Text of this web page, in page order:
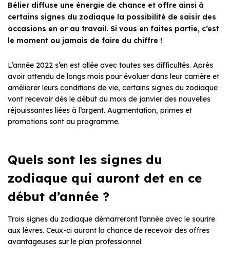
Bélier diffuse une énergie de chance et offre ainsi à
certains signes du zodiaque la possibilité de saisir des
occasions en or au travail. Si vous en faites partie, c’est
le moment ou jamais de faire du chiffre !
L’année 2022 s’en est allée avec toutes ses difficultés. Après
avoir attendu de longs mois pour évoluer dans leur carrière et
améliorer leurs conditions de vie, certains signes du zodiaque
vont recevoir dès le début du mois de janvier des nouvelles
réjouissantes liées à l’argent. Augmentation, primes et
promotions sont au programme.
Quels sont les signes du
zodiaque qui auront det en ce
début d’année ?
Trois signes du zodiaque démarreront l’année avec le sourire
aux lèvres. Ceux-ci auront la chance de recevoir des offres
avantageuses sur le plan professionnel.